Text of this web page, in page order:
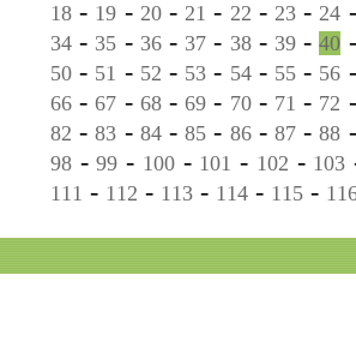
18 - 19 - 20-21 - 22 - 23-24
34 - 35 - 36- 37 - 38- 39-40
50 - 51 - 52 - 53 - 54- 55- 56
66 -67 - 68-69 - 70- 71 - 72
82 -83 - 84-85 - 86- 87-88
98 -99 - 100- 101 - 102 - 103
111 - 112 - 113 - 114 - 115 -